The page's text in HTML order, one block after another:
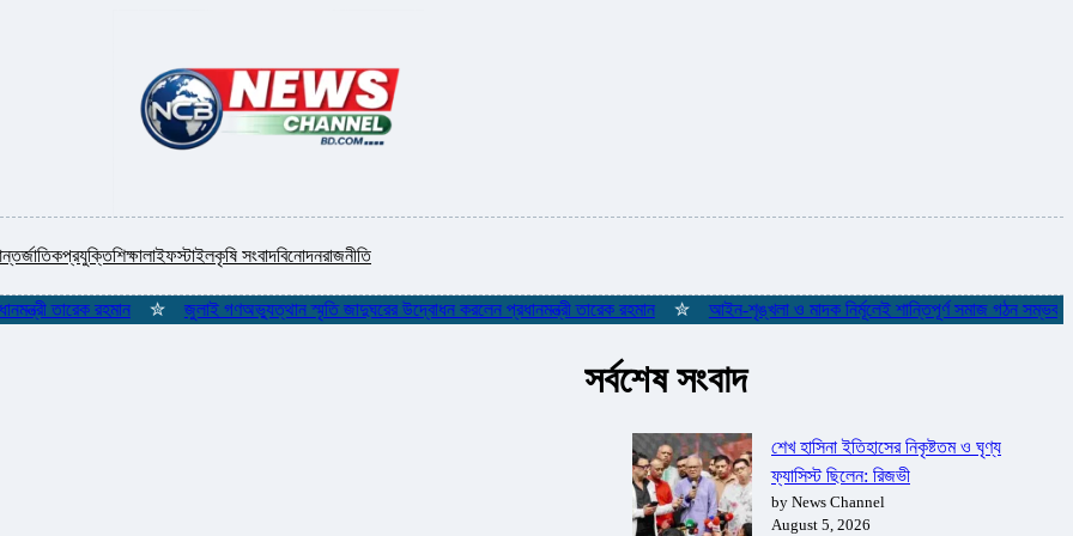
প্রযুক্তিশিক্ষালাইফস্টাইলকৃষি সংবাদবিনোদনরাজনীতি
তারেক রহমান ✮ জুলাই গণঅভ্যুত্থান স্মৃতি জাদুঘরের উদ্বোধন করলেন প্রধানমন্ত্রী তারেক রহমান ✮ আইন-শৃঙ্খলা ও মাদক নির্মূলেই শান্তিপূর্ণ সমাজ গঠন সম্ভব:
সর্বশেষ সংবাদ
শেখ হাসিনা ইতিহাসের নিকৃষ্টতম ও ঘৃণ্য
ফ্যাসিস্ট ছিলেন: রিজভী
by News Channel
August 5, 2026